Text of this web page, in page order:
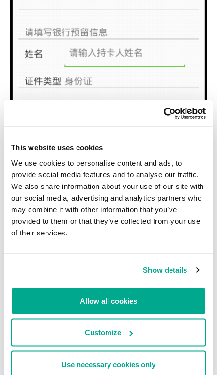
This website uses cookies
We use cookies to personalise content and ads, to
provide social media features and to analyse our traffic.
We also share information about your use of our site with
our social media, advertising and analytics partners who
may combine it with other information that you’ve
provided to them or that they’ve collected from your use
of their services.
Show details
Allow all cookies
Customize
Use necessary cookies only
que monitorea los nuevos mensajes de texto entrantes y